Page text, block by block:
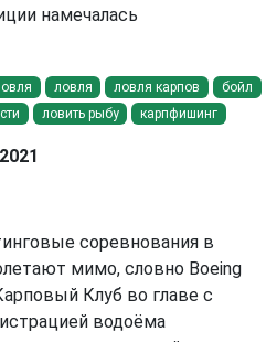
намечалась
ловля ловля карпов
бойл
ловить рыбу карпфишинг
соревнования в
мимо, словно Boeing
Клуб во главе с
водоёма